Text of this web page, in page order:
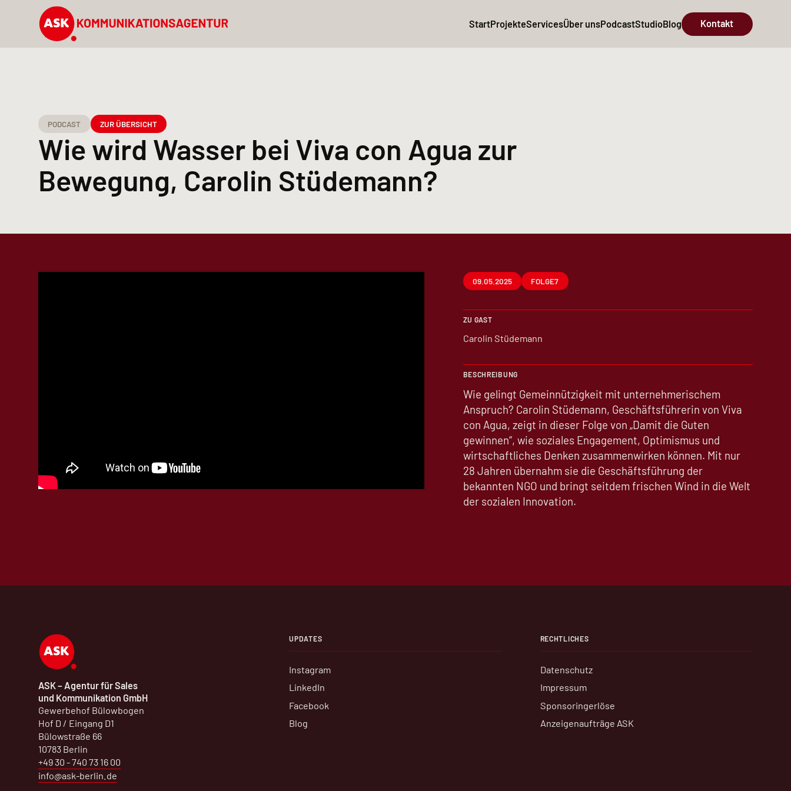
StartProjekteServicesÜber unsPodcastStudioBlog Kontakt
PODCAST ZUR ÜBERSICHT
Wie wird Wasser bei Viva con Agua zur
Bewegung, Carolin Stüdemann?
09.05.2025 FOLGE7
ZU GAST
Carolin Stüdemann
BESCHREIBUNG
Wie gelingt Gemeinnützigkeit mit unternehmerischem
Anspruch? Carolin Stüdemann, Geschäftsführerin von Viva
con Agua, zeigt in dieser Folge von „Damit die Guten
gewinnen“, wie soziales Engagement, Optimismus und
wirtschaftliches Denken zusammenwirken können. Mit nur
28 Jahren übernahm sie die Geschäftsführung der
bekannten NGO und bringt seitdem frischen Wind in die Welt
der sozialen Innovation.
ASK – Agentur für Sales
und Kommunikation GmbH
Gewerbehof Bülowbogen
Hof D / Eingang D1
Bülowstraße 66
10783 Berlin
+49 30 - 740 73 16 00
info@ask-berlin.de
UPDATES
Instagram
LinkedIn
Facebook
Blog
RECHTLICHES
Datenschutz
Impressum
Sponsoringerlöse
Anzeigenaufträge ASK